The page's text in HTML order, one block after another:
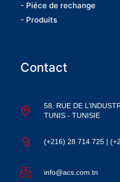
- Piéce de rechange
- Produits
Contact
58, RUE DE
TUNIS - TUNISIE
(+216) 28 714 725 |
info@acs.com.tn